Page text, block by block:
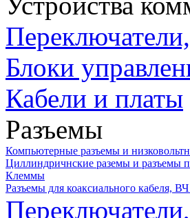
Блоки
Кабели и платы
Разъемы
Компьютерные разъемы и
Циллиндричнские раземы и разъемы
Клеммы
Разъемы для коаксиального кабеля,